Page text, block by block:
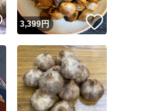
いいね！
3,399円 いいね！